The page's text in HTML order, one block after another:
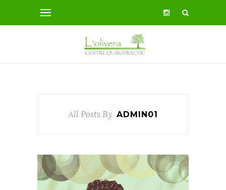
All Posts By ADMIN01